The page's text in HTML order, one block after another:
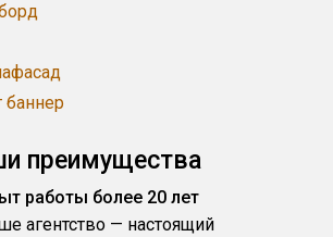
баннер
преимущества
работы более 20 лет
агентство — настоящий